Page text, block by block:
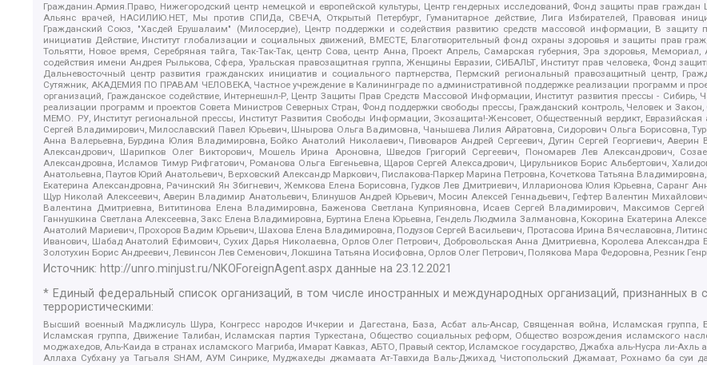
Гражданин.Армия.Право, Нижегородский центр немецкой и европейской культуры, Центр гендерных исследований, Фонд защиты прав
Альянс врачей, НАСИЛИЮ.НЕТ, Мы против СПИДа, СВЕЧА, Открытый Петербург, Гуманитарное действие, Лига Избирателей, Правовая
Гражданский Союз, "Хасдей Ерушалаим" (Милосердие), Центр поддержки и содействия развитию средств массовой информации, В
инициатив Действие, Институт глобализации и социальных движений, ВМЕСТЕ, Благотворительный фонд охраны здоровья и защиты прав
Тольятти, Новое время, Серебряная тайга, Так-Так-Так, центр Сова, центр Анна, Проект Апрель, Самарская губерния, Эра здоровья,
содействия имени Андрея Рылькова, Сфера, Уральская правозащитная группа, Женщины Евразии, СИБАЛЬТ, Институт прав человека, Фонд
Дальневосточный центр развития гражданских инициатив и социального партнерства, Пермский региональный правозащитный центр,
Сутяжник, АКАДЕМИЯ ПО ПРАВАМ ЧЕЛОВЕКА, Частное учреждение в Калининграде по административной поддержке реализации программ и
организаций, Гражданское содействие, Интернешнл-Р, Центр Защиты Прав Средств Массовой Информации, Институт развития прессы - Сибирь,
реализации программ и проектов Совета Министров Северных Стран, Фонд поддержки свободы прессы, Гражданский контроль, Человек и
МЕМО. РУ, Институт региональной прессы, Институт Развития Свободы Информации, Экозащита!-Женсовет, Общественный вердикт,
Сергей Владимирович, Милославский Павел Юрьевич, Шнырова Ольга Вадимовна, Чанышева Лилия Айратовна, Сидорович Ольга Борисовна,
Анна Валерьевна, Бурдина Юлия Владимировна, Бойко Анатолий Николаевич, Пивоваров Андрей Сергеевич, Дугин Сергей Георгиевич,
Александрович, Шарипков Олег Викторович, Мошель Ирина Ароновна, Шведов Григорий Сергеевич, Пономарев Лев Александрович,
Александровна, Исламов Тимур Рифгатович, Романова Ольга Евгеньевна, Щаров Сергей Алексадрович, Цирульников Борис Альбертович,
Анатольевна, Паутов Юрий Анатольевич, Верховский Александр Маркович, Пислакова-Паркер Марина Петровна, Кочеткова Татьяна
Екатерина Александровна, Рачинский Ян Збигневич, Жемкова Елена Борисовна, Гудков Лев Дмитриевич, Илларионова Юлия Юрьевна, Саранг
Щур Николай Алексеевич, Аверин Владимир Анатольевич, Блинушов Андрей Юрьевич, Мосин Алексей Геннадьевич, Гефтер Валентин
Валентина Дмитриевна, Вититинова Елена Владимировна, Баженова Светлана Куприяновна, Исаев Сергей Владимирович, Максимов
Ганнушкина Светлана Алексеевна, Закс Елена Владимировна, Буртина Елена Юрьевна, Гендель Людмила Залмановна, Кокорина Екатерина
Анатолий Мариевич, Прохоров Вадим Юрьевич, Шахова Елена Владимировна, Подузов Сергей Васильевич, Протасова Ирина Вячеславовна,
Иванович, Шабад Анатолий Ефимович, Сухих Дарья Николаевна, Орлов Олег Петрович, Добровольская Анна Дмитриевна, Королева
Золотухин Борис Андреевич, Левинсон Лев Семенович, Локшина Татьяна Иосифовна, Орлов Олег Петрович, Полякова Мара Федоровна, Резник
Источник: http://unro.minjust.ru/NKOForeignAgent.aspx данные на23.12.2021
* Единый федеральный список организаций, в том числе иностранных и международных организаций, признанных в
террористическими:
Высший военный Маджлисуль Шура, Конгресс народов Ичкерии и Дагестана, База, Асбат аль-Ансар, Священная война, Исламская группа,
Исламская группа, Движение Талибан, Исламская партия Туркестана, Общество социальных реформ, Общество возрождения исламского
моджахедов, Аль-Каида в странах исламского Магриба, Имарат Кавказ, АБТО, Правый сектор, Исламское государство, Джабха аль-Нусра ли-
Аллаха Субхану уа Тагьаля SHAM, АУМ Синрике, Муджахеды джамаата Ат-Тавхида Валь-Джихад, Чистопольский Джамаат, Рохнамо ба суи